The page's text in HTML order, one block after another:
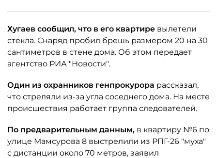
Хугаев сообщил, что в его квартире вылетели
стекла. Снаряд пробил брешь размером 20 на 30
сантиметров в стене дома. Об этом передает
агентство РИА "Новости".
Один из охранников генпрокурора рассказал,
что стреляли из-за угла соседнего дома. На месте
происшествия работает группа следователей.
По предварительным данным, в квартиру №6 по
улице Мамсурова 8 выстрелили из РПГ-26 "муха"
с дистанции около 70 метров, заявил